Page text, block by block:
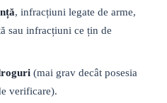
, infracțiuni legate de arme,
sau infracțiuni ce țin de
(mai grav decât posesia
verificare).